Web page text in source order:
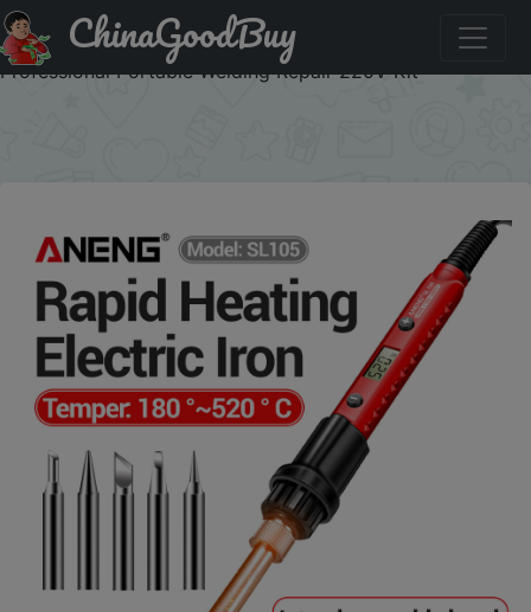
Скидка на: ANENG SL105 Electric Soldering Iron 60W
Display Adjustable 180°C~520°C Temperature
Professional Portable Welding Repair 220V Kit
ChinaGoodBuy